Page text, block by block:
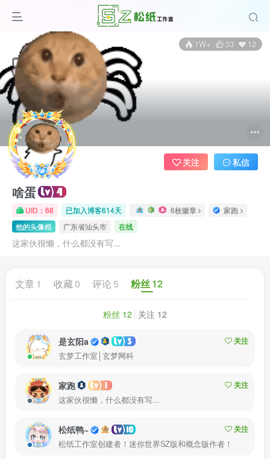
1W+ 33 12
啥蛋
UID：68 已加入博客614天 6枚徽章
家跑
他的头像框
广东省汕头市 在线
这家伙很懒，什么都没有写...
关注 私信
文章1 收藏 0 评论 5 粉丝12
粉丝 12 关注 12
是玄阳a
关注
玄梦工作室│玄梦网科
家跑
关注
这家伙很懒，什么都没有写...
松纸鸭~
关注
松纸工作室创建者！迷你世界SZ版和概念版作者！